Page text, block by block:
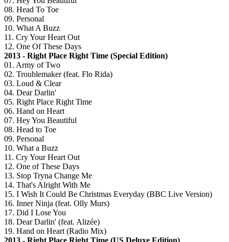
08. Head To Toe
09. Personal
10. What A Buzz
11. Cry Your Heart Out
12. One Of These Days
2013 - Right Place Right Time (Special Edition)
01. Army of Two
02. Troublemaker (feat. Flo Rida)
03. Loud & Clear
04. Dear Darlin'
05. Right Place Right Time
06. Hand on Heart
07. Hey You Beautiful
08. Head to Toe
09. Personal
10. What a Buzz
11. Cry Your Heart Out
12. One of These Days
13. Stop Tryna Change Me
14. That's Alright With Me
15. I Wish It Could Be Christmas Everyday (BBC Live Version)
16. Inner Ninja (feat. Olly Murs)
17. Did I Lose You
18. Dear Darlin' (feat. Alizée)
19. Hand on Heart (Radio Mix)
2013 - Right Place Right Time (US Deluxe Edition)